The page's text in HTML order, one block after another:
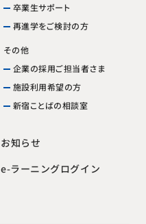
卒業生サポート
再進学をご検討の方
その他
企業の採用ご担当者さま
施設利用希望の方
新宿ことばの相談室
お知らせ
e-ラーニングログイン